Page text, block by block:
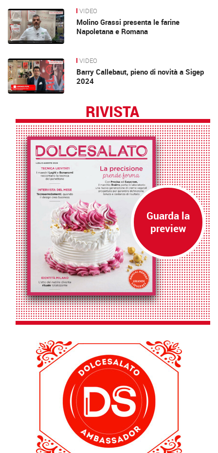
VIDEO
Molino Grassi presenta le farine
Napoletana e Romana
VIDEO
Barry Callebaut, pieno di novità a Sigep
2024
RIVISTA